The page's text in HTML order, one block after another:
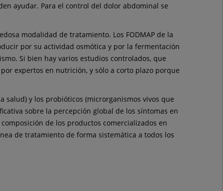
ayudar. Para el control del dolor abdominal se
modalidad de tratamiento. Los FODMAP de la
por su actividad osmótica y por la fermentación
Si bien hay varios estudios controlados, que
expertos en nutrición, y sólo a corto plazo porque
y los probióticos (microrganismos vivos que
sobre la percepción global de los síntomas en
de los productos comercializados en
de tratamiento de forma sistemática a todos los